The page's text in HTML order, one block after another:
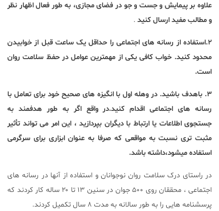
علاوه بر پیمایش و جست و جو در فضای مجازی، به طور فعال اظهار نظر
و مطالب مفید ارسال کنید .
۲.استفاده از رسانه های اجتماعی را حداقل یک ساعت قبل از خوابیدن
محدود کنید. خواب کافی یکی از مهمترین عوامل در حفظ سلامت روان
است.
۳. باهدف باشید. در وهله اول با انگیزه های صحیح خود برای تعامل با
رسانه های اجتماعی اقدام کنید.در واقع اگر به طور هدفمند به
جستجوی اطلاعات یا ارتباط با دیگران بپردازید ، این امر می تواند تأثیر
مثبت تری نسبت به مواقعی که صرفا به عنوان ابزاری برای سرگرمی
استفاده میشود،داشته باشد.
در راستای درک سلامت روان نوجوانان و استفاده از آنها در رسانه های
اجتماعی ، محققان روی ۵۰۰ جوان در سنین ۱۳ تا ۲۰ ساله کار کردند که
پرسشنامه هایی را به طور سالانه به مدت ۸ سال تکمیل کردند.